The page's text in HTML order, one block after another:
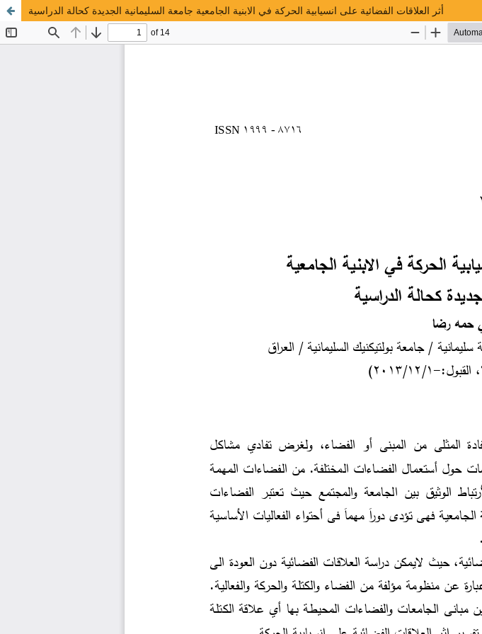
أثر العلاقات الفضائية على انسيابية الحركة في الابنية الجامعية جامعة السليمانية الجديدة كحالة الدراسية